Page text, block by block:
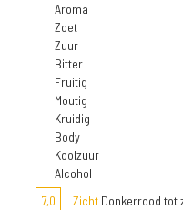
Aroma
Zoet
Zuur
Bitter
Fruitig
Moutig
Kruidig
Body
Koolzuur
Alcohol
7,0
Zicht Donkerrood tot